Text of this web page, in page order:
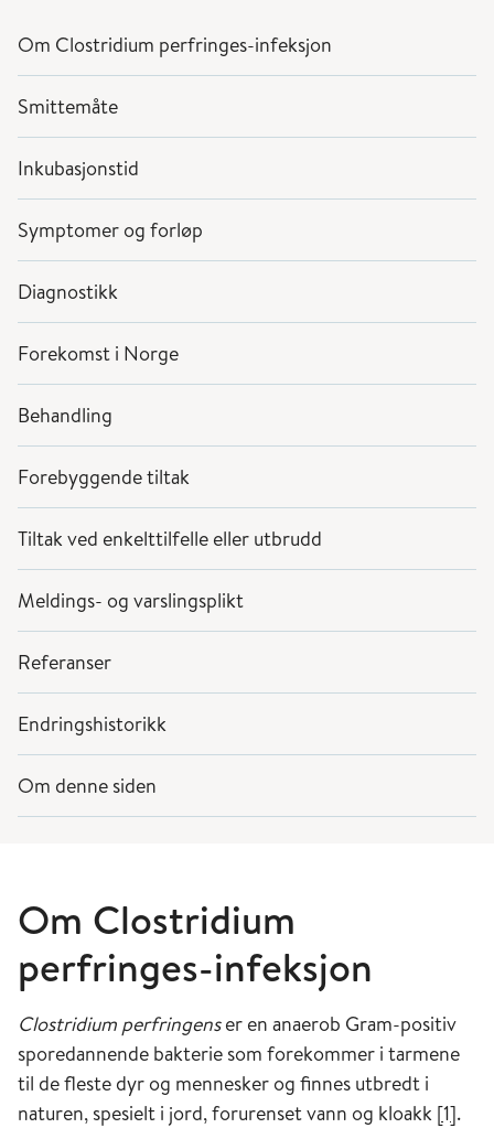
Om Clostridium perfringes-infeksjon
Smittemåte
Inkubasjonstid
Symptomer og forløp
Diagnostikk
Forekomst i Norge
Behandling
Forebyggende tiltak
Tiltak ved enkelttilfelle eller utbrudd
Meldings- og varslingsplikt
Referanser
Endringshistorikk
Om denne siden
Om Clostridium
perfringes-infeksjon
Clostridium perfringenser en anaerob Gram-positiv
sporedannende bakterie som forekommer i tarmene
til de fleste dyr og mennesker og finnes utbredt i
naturen, spesielt i jord, forurenset vann og kloakk [1].